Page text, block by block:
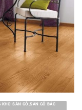
SÀN GỖ,SÀN GỖ BẮC